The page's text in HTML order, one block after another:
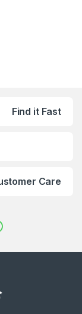
Find it Fast
Care